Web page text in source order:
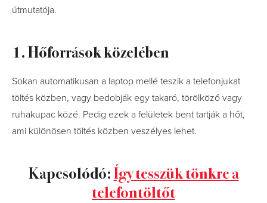
útmutatója.
1. Hőforrások közelében
Sokan automatikusan a laptop mellé teszik a telefonjukat
töltés közben, vagy bedobják egy takaró, törölköző vagy
ruhakupac közé. Pedig ezek a felületek bent tartják a hőt,
ami különösen töltés közben veszélyes lehet.
Kapcsolódó:Így tesszük tönkre a
telefontöltőt